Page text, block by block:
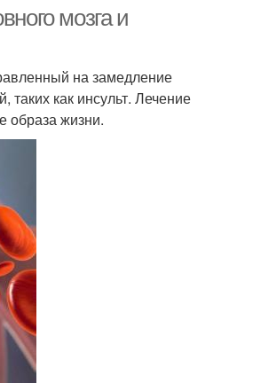
мозга и
на замедление
как инсульт. Лечение
образа жизни.